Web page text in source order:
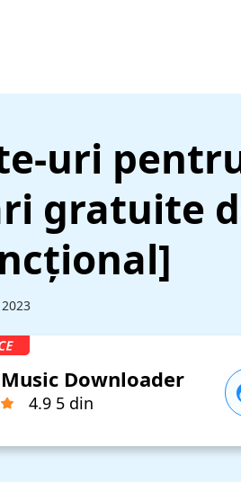
uri
gratuite
Downloader
4.9 5 din